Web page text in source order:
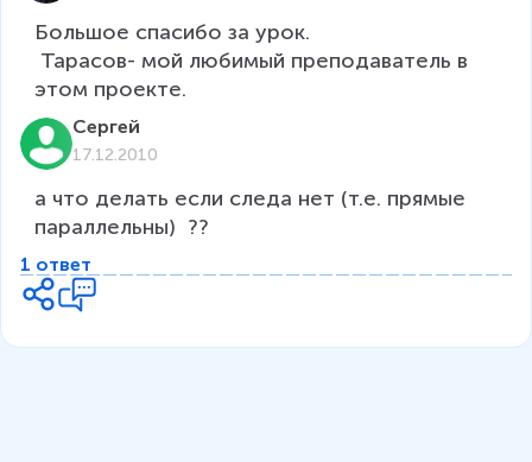
Большое спасибо за урок.
этом проекте.
Сергей
17.12.2010
а что делать если следа нет (т.е. прямые
параллельны)  ??
1 ответ